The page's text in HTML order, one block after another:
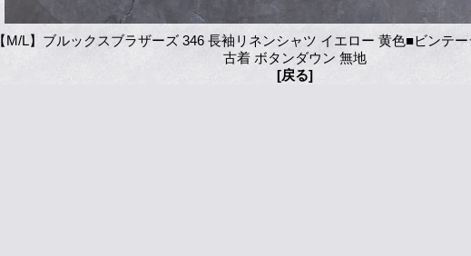
【M/L】ブルックスブラザーズ 346 長袖リネンシャツ イエロー 黄色■ビンテ
古着 ボタンダウン 無地
[戻る]